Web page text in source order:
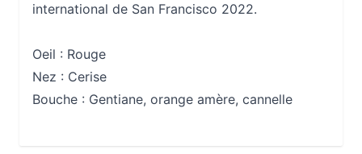
international de San Francisco 2022.
Oeil : Rouge
Nez : Cerise
Bouche : Gentiane, orange amère, cannelle